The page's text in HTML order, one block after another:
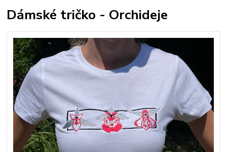
Dámské tričko - Orchideje